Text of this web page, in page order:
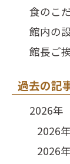
食のこ
館内の
館長ご
過去の記
2026年
2026
2026